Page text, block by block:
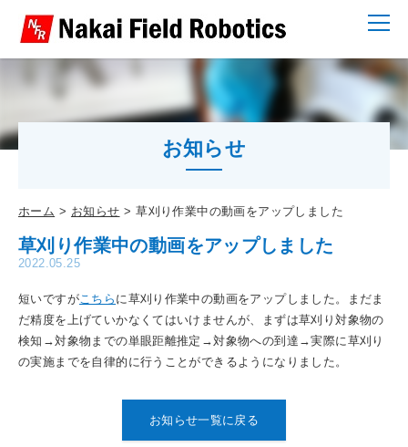
お知らせ
ホーム お知らせ 草刈り作業中の動画をアップしました
草刈り作業中の動画をアップしました
2022.05.25
短いですがこちら に草刈り作業中の動画をアップしました。まだま
だ精度を上げていかなくてはいけませんが、まずは草刈り対象物の
検知→対象物までの単眼距離推定→対象物への到達→実際に草刈り
の実施までを自律的に行うことができるようになりました。
お知らせ一覧に戻る